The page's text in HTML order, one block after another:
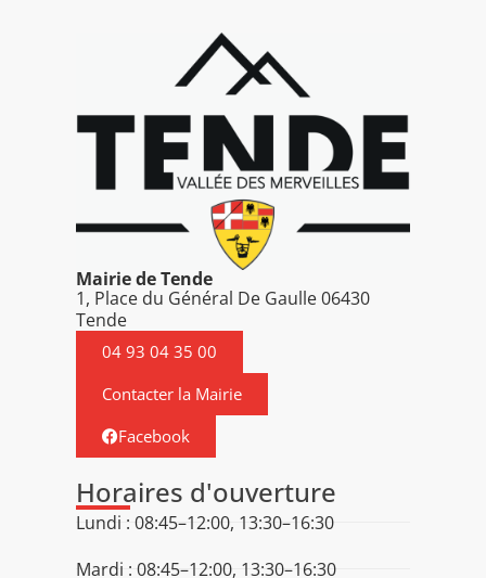
Mairie de Tende
1, Place du Général De Gaulle 06430
Tende
04 93 04 35 00
Contacter la Mairie
Facebook
Horaires d'ouverture
Lundi : 08:45–12:00, 13:30–16:30
Mardi : 08:45–12:00, 13:30–16:30